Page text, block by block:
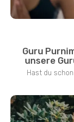
Guru
unsere
Hast du